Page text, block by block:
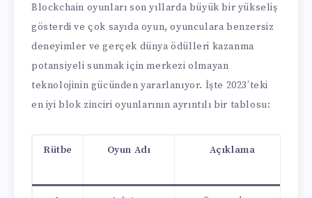
Blockchain oyunları son yıllarda büyük bir yükseliş
gösterdi ve çok sayıda oyun, oyunculara benzersiz
deneyimler ve gerçek dünya ödülleri kazanma
potansiyeli sunmak için merkezi olmayan
teknolojinin gücünden yararlanıyor. İşte 2023’teki
en iyi blok zinciri oyunlarının ayrıntılı bir tablosu:
Rütbe Oyun Adı Açıklama